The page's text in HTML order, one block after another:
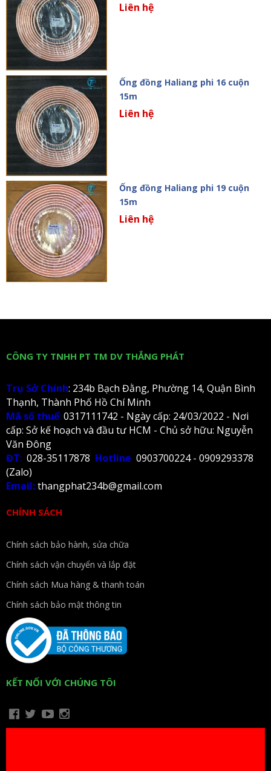
Liên hệ
Ống đồng Haliang phi 16 cuộn
15m
Liên hệ
Ống đồng Haliang phi 19 cuộn
15m
Liên hệ
CÔNG TY TNHH PT TM DV THẮNG PHÁT
Trụ Sở Chính: 234b Bạch Đằng, Phường 14, Quận Bình
Thạnh, Thành Phố Hồ Chí Minh
Mã số thuế: 0317111742 - Ngày cấp: 24/03/2022 - Nơi
cấp: Sở kế hoạch và đầu tư HCM - Chủ sở hữu: Nguyễn
Văn Đông
ĐT: 028-35117878 Hotline 0903700224 - 0909293378
(Zalo)
Email:thangphat234b@gmail.com
CHÍNH SÁCH
Chính sách bảo hành, sửa chữa
Chính sách vận chuyển và lắp đặt
Chính sách Mua hàng & thanh toán
Chính sách bảo mật thông tin
KẾT NỐI VỚI CHÚNG TÔI